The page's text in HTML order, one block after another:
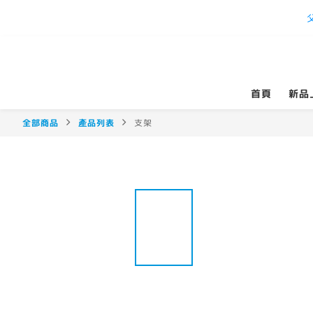
首頁 新品
全部商品 產品列表 支架